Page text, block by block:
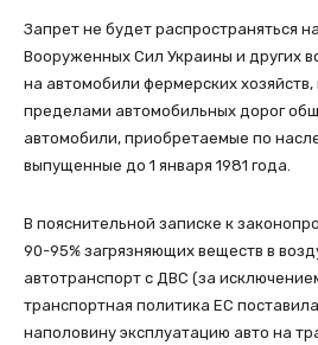
Запрет не будет распространяться
Вооруженных Сил Украины и других
на автомобили фермерских
пределами автомобильных дорог
автомобили, приобретаемые по
выпущенные до 1 января 1981 года.
В пояснительной записке к
90-95% загрязняющих веществ в
автотранспорт с ДВС (за
транспортная политика ЕС
наполовину эксплуатацию авто на